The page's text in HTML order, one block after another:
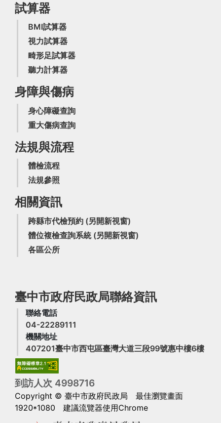
試算器
BMI試算器
視力試算器
畸形足試算器
聽力計算器
身障與傷病
身心障礙查詢
重大傷病查詢
法規與流程
體檢流程
法規參照
相關資訊
跨縣市代檢預約 (另開新視窗)
體位複檢查詢系統 (另開新視窗)
各區公所
臺中市政府民政局聯絡資訊
聯絡電話
04-22289111
機關地址
407201臺中市西屯區臺灣大道三段99號惠中樓6樓(另
到訪人次 4998716
Copyright © 臺中市政府民政局 最佳瀏覽畫面
1920*1080 建議流覽器使用Chrome